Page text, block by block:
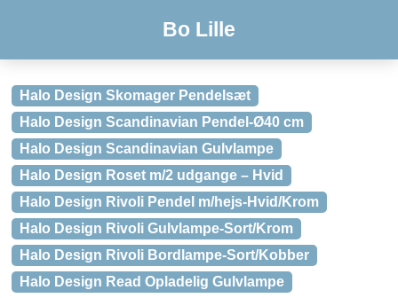
Bo Lille
Halo Design Skomager Pendelsæt
Halo Design Scandinavian Pendel-Ø40 cm
Halo Design Scandinavian Gulvlampe
Halo Design Roset m/2 udgange – Hvid
Halo Design Rivoli Pendel m/hejs-Hvid/Krom
Halo Design Rivoli Gulvlampe-Sort/Krom
Halo Design Rivoli Bordlampe-Sort/Kobber
Halo Design Read Opladelig Gulvlampe